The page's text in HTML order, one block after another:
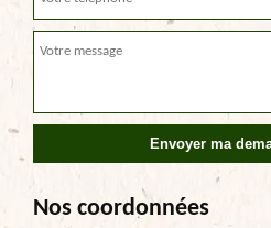
Nos coordonnées